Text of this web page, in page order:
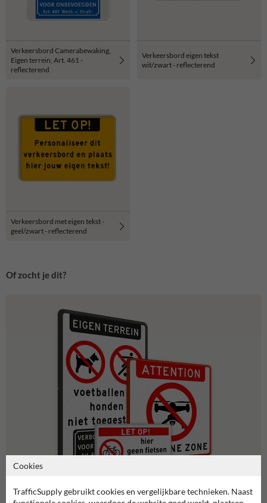
Verkeersbord Camerabewaking,
Eigen terrein, Art. 461 -
reflecterend
Verkeersbord eigen tekst
wit/zwart - reflecterend
Verkeersbord met eigen tekst -
geel/zwart - reflecterend
Of zocht je dit?
Verbodsborden
Cookies
TrafficSupply gebruikt cookies en vergelijkbare technieken. Naast